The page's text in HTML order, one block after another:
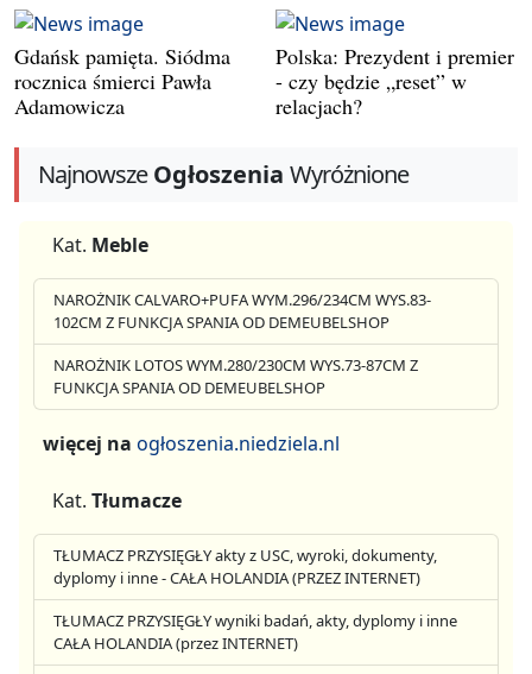
Gdańsk pamięta. Siódma
rocznica śmierci Pawła
Adamowicza
Polska: Prezydent i premier
- czy będzie „reset” w
relacjach?
NajnowszeOgłoszenia Wyróżnione
Kat. Meble
NAROŻNIK CALVARO+PUFA WYM.296/234CM WYS.83-
102CM Z FUNKCJA SPANIA OD DEMEUBELSHOP
NAROŻNIK LOTOS WYM.280/230CM WYS.73-87CM Z
FUNKCJA SPANIA OD DEMEUBELSHOP
więcej na ogłoszenia.niedziela.nl
Kat. Tłumacze
TŁUMACZ PRZYSIĘGŁY akty z USC, wyroki, dokumenty,
dyplomy i inne - CAŁA HOLANDIA (PRZEZ INTERNET)
TŁUMACZ PRZYSIĘGŁY wyniki badań, akty, dyplomy i inne
CAŁA HOLANDIA (przez INTERNET)